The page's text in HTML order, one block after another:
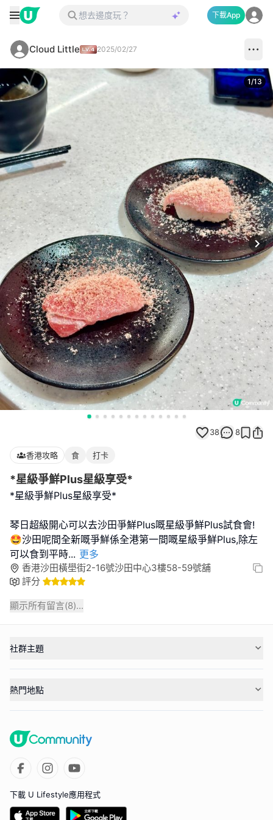
下載App
Cloud Little 2025/02/27
1/13
38 8
香港攻略 食 打卡
*星級爭鮮Plus星級享受*
*星級爭鮮Plus星級享受*
琴日超級開心可以去沙田爭鮮Plus嘅星級爭鮮Plus試食會!
🤩沙田呢間全新嘅爭鮮係全港第一間嘅星級爭鮮Plus,除左
可以食到平時... 更多
香港沙田橫壆街2-16號沙田中心3樓58-59號舖
評分
顯示所有留言(8)...
社群主題
熱門地點
下載 U Lifestyle應用程式